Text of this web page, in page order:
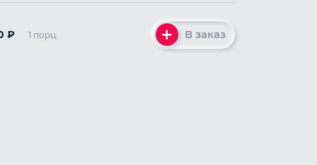
₽ 1 порц. В заказ